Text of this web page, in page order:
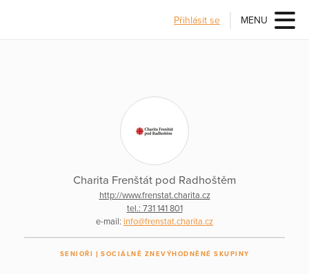
Přihlásit se MENU
Charita Frenštát pod Radhoštěm
http://www.frenstat.charita.cz
tel.: 731 141 801
e-mail: info@frenstat.charita.cz
SENIOŘI SOCIÁLNĚ ZNEVÝHODNĚNÉ SKUPINY